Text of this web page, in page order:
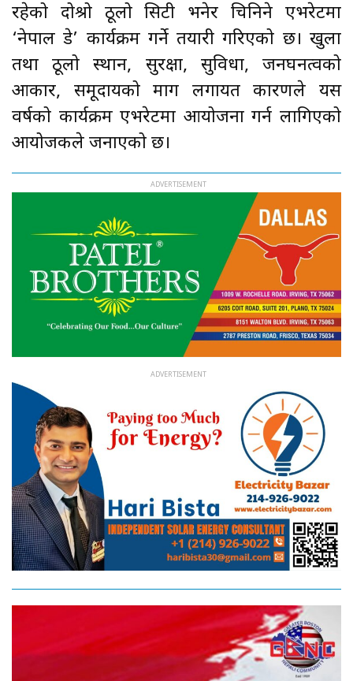
रहेको दोश्रो ठूलो सिटी भनेर चिनिने एभरेटमा
‘नेपाल डे’ कार्यक्रम गर्ने तयारी गरिएको छ। खुला
तथा ठूलो स्थान, सुरक्षा, सुविधा, जनघनत्वको
आकार, समूदायको माग लगायत कारणले यस
वर्षको कार्यक्रम एभरेटमा आयोजना गर्न लागिएको
आयोजकले जनाएको छ।